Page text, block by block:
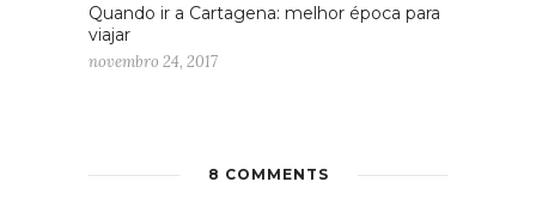
Quando ir a Cartagena: melhor época para
viajar
novembro 24, 2017
8 COMMENTS